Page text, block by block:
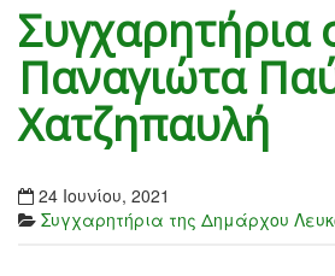
Συγχαρητήρια
Παναγιώτα
Χατζηπαυλή
24 Ιουνίου, 2021
Συγχαρητήρια της Δημάρχου